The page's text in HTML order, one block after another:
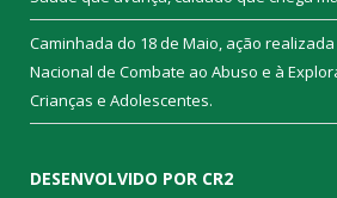
Caminhada do 18 de Maio, ação
Nacional de Combate ao Abuso e à
Crianças e Adolescentes.
DESENVOLVIDO POR CR2